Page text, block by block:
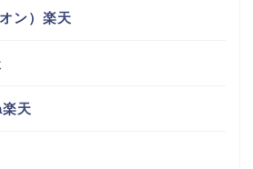
ン）楽天
天